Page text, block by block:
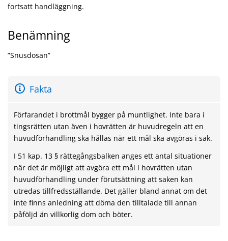
fortsatt handläggning.
Benämning
”Snusdosan”
Fakta
Förfarandet i brottmål bygger på muntlighet. Inte bara i
tingsrätten utan även i hovrätten är huvudregeln att en
huvudförhandling ska hållas när ett mål ska avgöras i sak.
I 51 kap. 13 § rättegångsbalken anges ett antal situationer
när det är möjligt att avgöra ett mål i hovrätten utan
huvudförhandling under förutsättning att saken kan
utredas tillfredsställande. Det gäller bland annat om det
inte finns anledning att döma den tilltalade till annan
påföljd än villkorlig dom och böter.